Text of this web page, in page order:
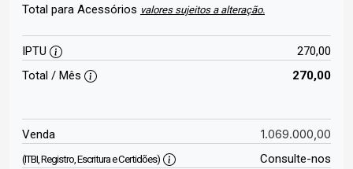
Total para Acessórios valores sujeitos a alteração.
IPTU
270,00
Total / Mês
270,00
Venda 1.069.000,00
(ITBI, Registro, Escritura e Certidões)
Consulte-nos